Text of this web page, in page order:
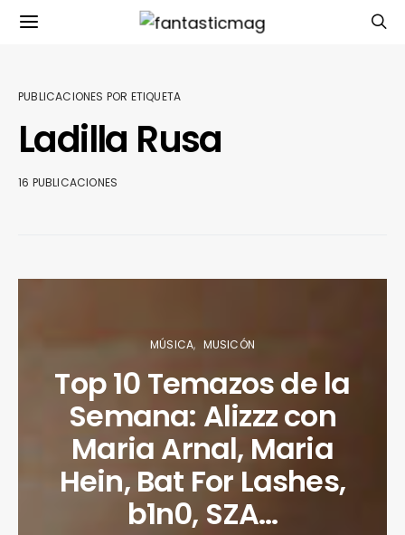
PUBLICACIONES POR ETIQUETA
Ladilla Rusa
16 PUBLICACIONES
MÚSICA MUSICÓN
Top 10 Temazos de la
Semana: Alizzz con
Maria Arnal, Maria
Hein, Bat For Lashes,
b1n0, SZA…